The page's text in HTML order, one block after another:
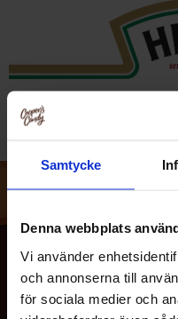
Samtycke
Denna webbplats
Vi använder
och annonserna till
för sociala medier och